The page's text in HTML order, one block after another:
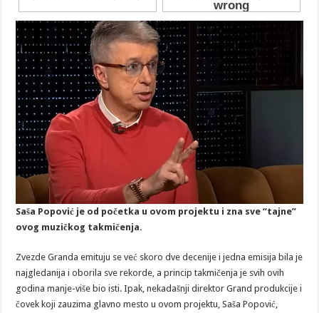
Saša Popović je od početka u ovom projektu i zna sve “tajne”
ovog muzičkog takmičenja.
Zvezde Granda emituju se već skoro dve decenije i jedna emisija bila je
najgledanija i oborila sve rekorde, a princip takmičenja je svih ovih
godina manje-više bio isti. Ipak, nekadašnji direktor Grand produkcije i
čovek koji zauzima glavno mesto u ovom projektu, Saša Popović,